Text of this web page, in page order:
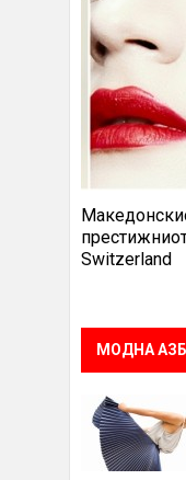
Switzerland
МОДНА